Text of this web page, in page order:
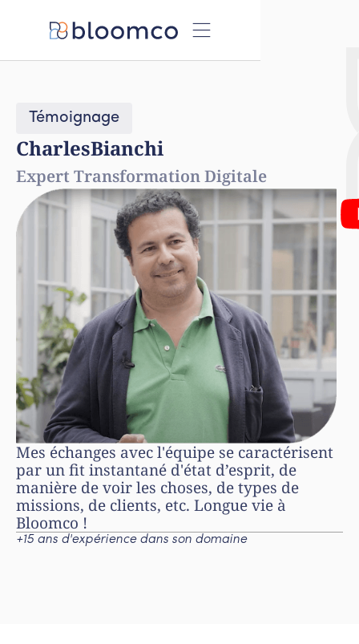
Témoignage
CharlesBianchi
Expert Transformation Digitale
Mes échanges avec l'équipe se caractérisent
par un fit instantané d'état d’esprit, de
manière de voir les choses, de types de
missions, de clients, etc. Longue vie à
Bloomco !
+15 ans d'expérience dans son domaine